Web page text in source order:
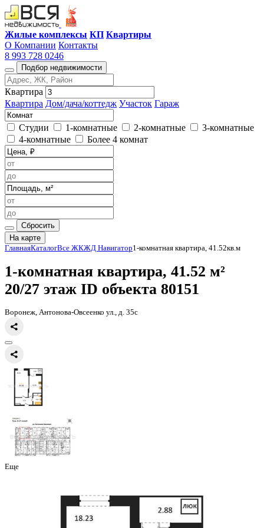
Жилые комплексы КП Квартиры
О Компании Контакты
8 993 728 0246
Подбор недвижимости
Квартира
Квартира Дом/дача/коттедж Участок Гараж
Студии 1-комнатные 2-комнатные
3-комнатные
4-комнатные
Более 4 комнат
Сбросить
На карте
Главная КаталогВсе ЖК ЖД Навигатор
1-комнатная квартира, 41.52
20/27 этаж
Воронеж, Антонова-Овсеенко ул., д. 35с